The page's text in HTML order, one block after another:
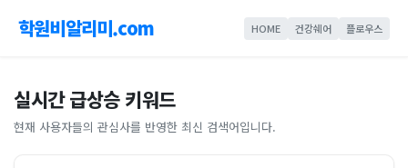
학원비알리미.com HOME 건강쉐어 플로우스
실시간 급상승 키워드
현재 사용자들의 관심사를 반영한 최신 검색어입니다.